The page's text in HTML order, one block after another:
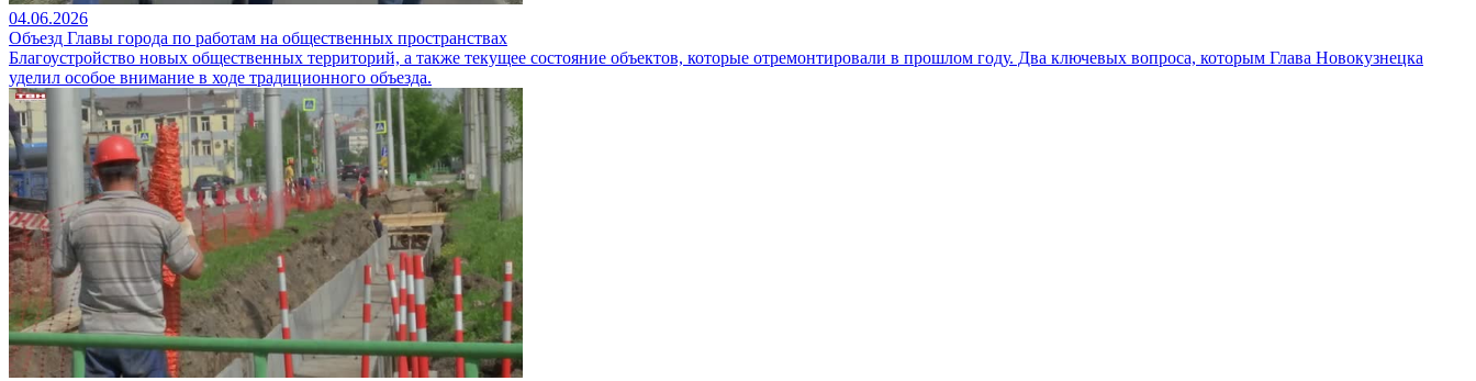
04.06.2026
Объезд Главы города по работам на общественных пространствах
Благоустройство новых общественных территорий, а также текущее состояние объектов, которые отремонтировали в прошлом году. Два ключевых вопроса, которым Глава Новокузнецка
уделил особое внимание в ходе традиционного объезда.